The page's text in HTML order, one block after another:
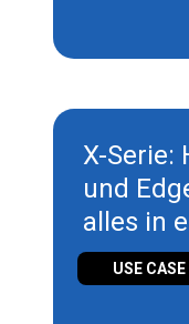
X-Serie:
und
alles in
USE CASE